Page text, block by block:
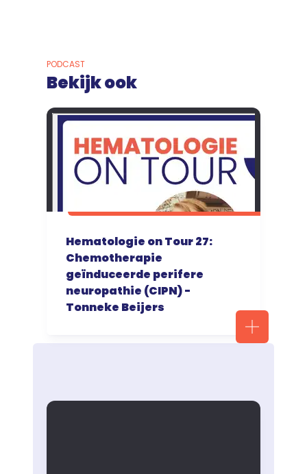
PODCAST
Bekijk ook
Hematologie on Tour 27:
Chemotherapie
geïnduceerde perifere
neuropathie (CIPN) -
Tonneke Beijers